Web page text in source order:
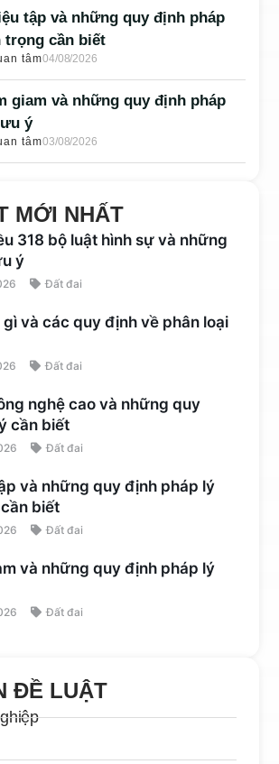
tập và những quy định pháp
trọng cần biết
tâm04/08/2026
giam và những quy định pháp
ý
tâm03/08/2026
MỚI NHẤT
318 bộ luật hình sự và những
ý
Đất đai
gì và các quy định về phân loại
Đất đai
nghệ cao và những quy
cần biết
Đất đai
và những quy định pháp lý
biết
Đất đai
và những quy định pháp lý
Đất đai
ĐỀ LUẬT